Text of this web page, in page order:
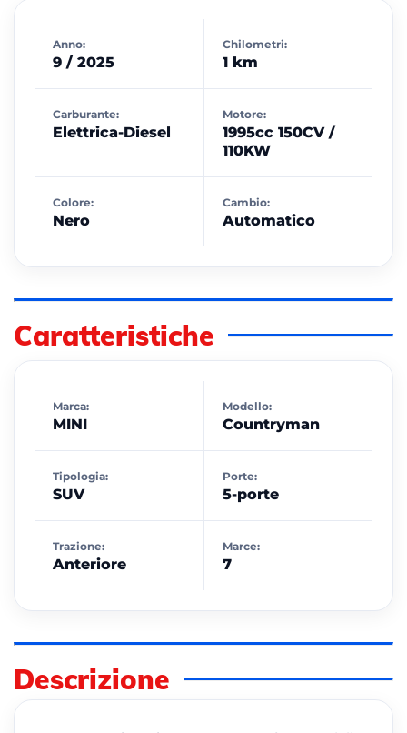
Anno:
9 / 2025
Chilometri:
1 km
Carburante:
Elettrica-Diesel
Motore:
1995cc 150CV /
110KW
Colore:
Nero
Cambio:
Automatico
Caratteristiche
Marca:
MINI
Modello:
Countryman
Tipologia:
SUV
Porte:
5-porte
Trazione:
Anteriore
Marce:
7
Descrizione